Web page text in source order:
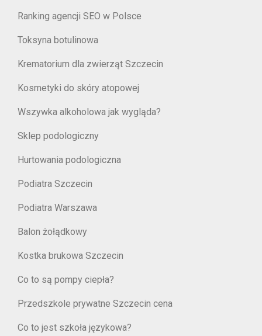
Ranking agencji SEO w Polsce
Toksyna botulinowa
Krematorium dla zwierząt Szczecin
Kosmetyki do skóry atopowej
Wszywka alkoholowa jak wygląda?
Sklep podologiczny
Hurtowania podologiczna
Podiatra Szczecin
Podiatra Warszawa
Balon żołądkowy
Kostka brukowa Szczecin
Co to są pompy ciepła?
Przedszkole prywatne Szczecin cena
Co to jest szkoła językowa?